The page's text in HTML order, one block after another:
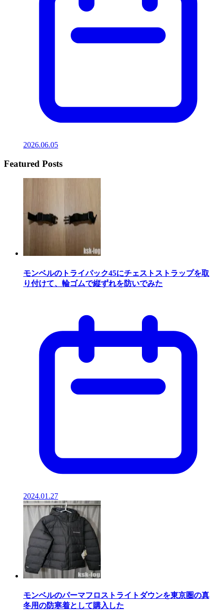
2026.06.05
Featured Posts
モンベルのトライパック45にチェストストラップを取
り付けて、輪ゴムで縦ずれを防いでみた
2024.01.27
モンベルのパーマフロストライトダウンを東京圏の真
冬用の防寒着として購入した